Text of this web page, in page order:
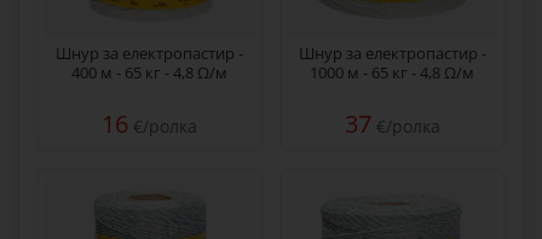
Шнур за електропастир -
400 м - 65 кг - 4,8 Ω/м
16 €/ролка
Шнур за електропастир -
1000 м - 65 кг - 4,8 Ω/м
37 €/ролка